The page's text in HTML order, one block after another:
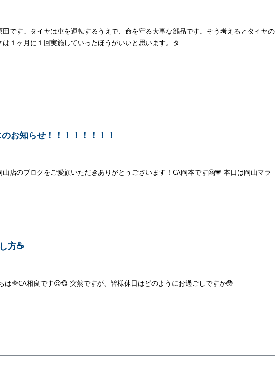
田です。タイヤは車を運転するうえで、命を守る大事な部品です。そう考えるとタイヤの
は１ヶ月に１回実施していったほうがいいと思います。タ
お知らせ！！！！！！！！
山店のブログをご愛顧いただきありがとうございます！CA岡本です🤗💗 本日は岡山マラ
方☕
🌞CA相良です😌💞 突然ですが、皆様休日はどのようにお過ごしですか😳